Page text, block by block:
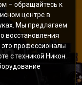
– обращайтесь к
центре в
Мы предлагаем
восстановления
профессионалы
с техникой Никон.